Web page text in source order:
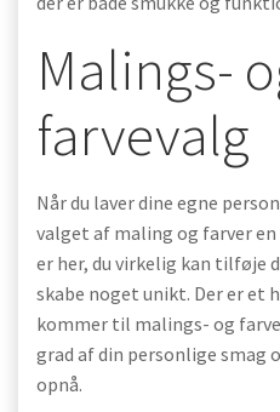
Malings-
farvevalg
Når du laver dine egne
valget af maling og farver
er her, du virkelig kan tilføje
skabe noget unikt. Der er et
kommer til malings- og
grad af din personlige smag
opnå.